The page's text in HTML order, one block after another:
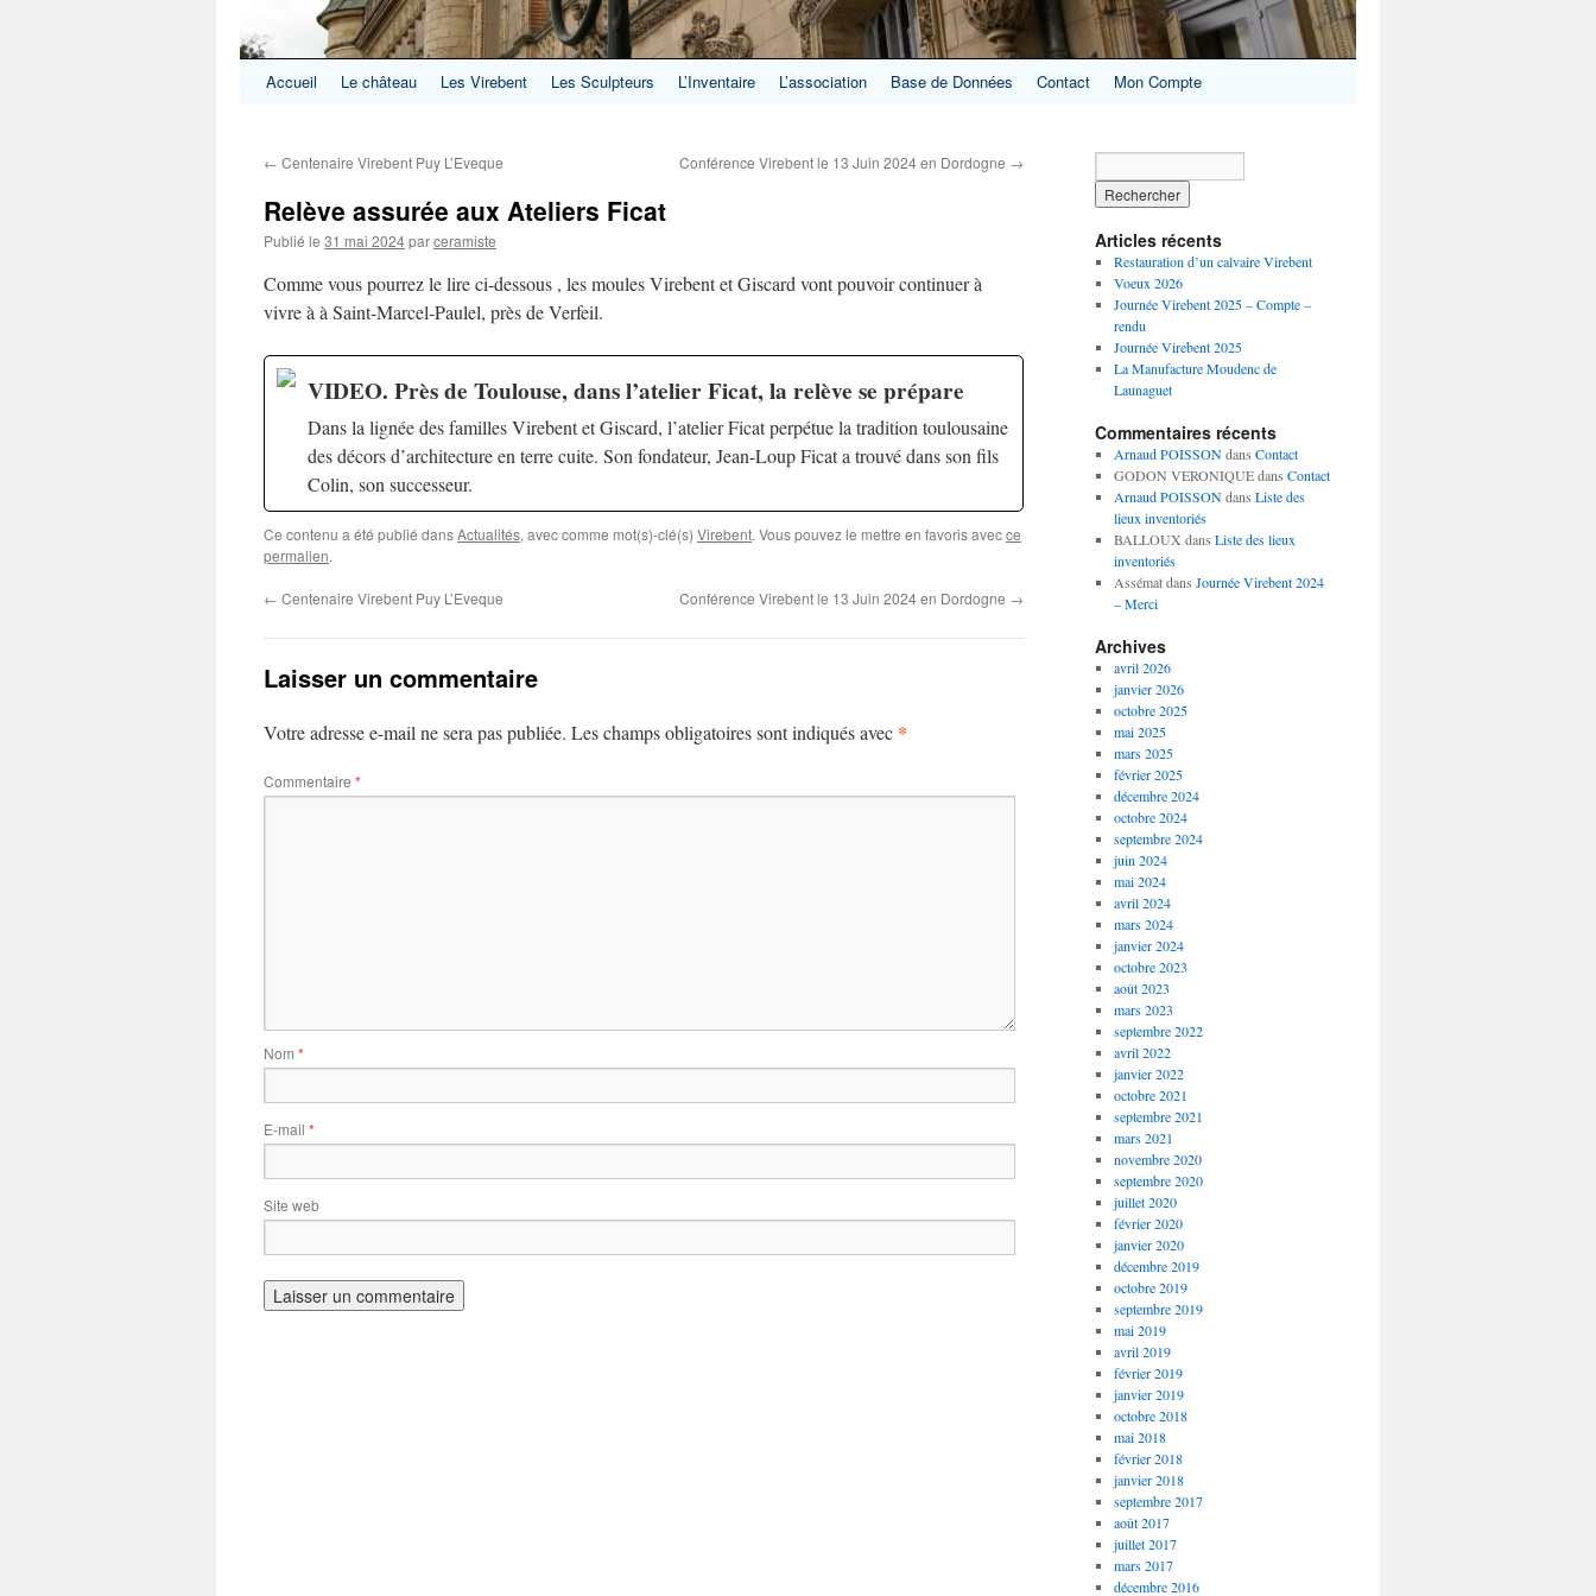
Accueil Le château Les Virebent Les Sculpteurs L’Inventaire L’association Base de Données Contact Mon Compte
← Centenaire Virebent Puy L’Eveque Conférence Virebent le 13 Juin 2024 en Dordogne →
Relève assurée aux Ateliers Ficat
Publié le 31 mai 2024parceramiste
Comme vous pourrez le lire ci-dessous , les moules Virebent et Giscard vont pouvoir continuer à
vivre à à Saint-Marcel-Paulel, près de Verfeil.
VIDEO. Près de Toulouse, dans l’atelier Ficat, la relève se prépare
Dans la lignée des familles Virebent et Giscard, l’atelier Ficat perpétue la tradition toulousaine
des décors d’architecture en terre cuite. Son fondateur, Jean-Loup Ficat a trouvé dans son fils
Colin, son successeur.
Ce contenu a été publié dansActualités, avec comme mot(s)-clé(s) Virebent. Vous pouvez le mettre en favoris avecce
permalien.
← Centenaire Virebent Puy L’Eveque Conférence Virebent le 13 Juin 2024 en Dordogne →
Laisser un commentaire
Votre adresse e-mail ne sera pas publiée. Les champs obligatoires sont indiqués avec *
Commentaire *
Nom *
E-mail *
Site web
Articles récents
Restauration d’un calvaire Virebent
Voeux 2026
Journée Virebent 2025 – Compte –
rendu
Journée Virebent 2025
La Manufacture Moudenc de
Launaguet
Commentaires récents
Arnaud POISSONdans Contact
GODON VERONIQUEdans Contact
Arnaud POISSONdans Liste des
lieux inventoriés
BALLOUX dans Liste des lieux
inventoriés
Assématdans Journée Virebent 2024
– Merci
Archives
avril 2026
janvier 2026
octobre 2025
mai 2025
mars 2025
février 2025
décembre 2024
octobre 2024
septembre 2024
juin 2024
mai 2024
avril 2024
mars 2024
janvier 2024
octobre 2023
août 2023
mars 2023
septembre 2022
avril 2022
janvier 2022
octobre 2021
septembre 2021
mars 2021
novembre 2020
septembre 2020
juillet 2020
février 2020
janvier 2020
décembre 2019
octobre 2019
septembre 2019
mai 2019
avril 2019
février 2019
janvier 2019
octobre 2018
mai 2018
février 2018
janvier 2018
septembre 2017
août 2017
juillet 2017
mars 2017
décembre 2016